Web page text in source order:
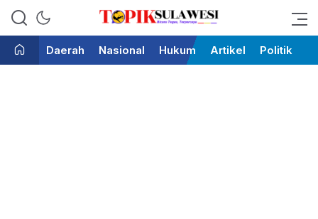
Topik Sulawesi
Bicara Tegas Terpercaya
Daerah
Nasional Hukum Artikel Politik